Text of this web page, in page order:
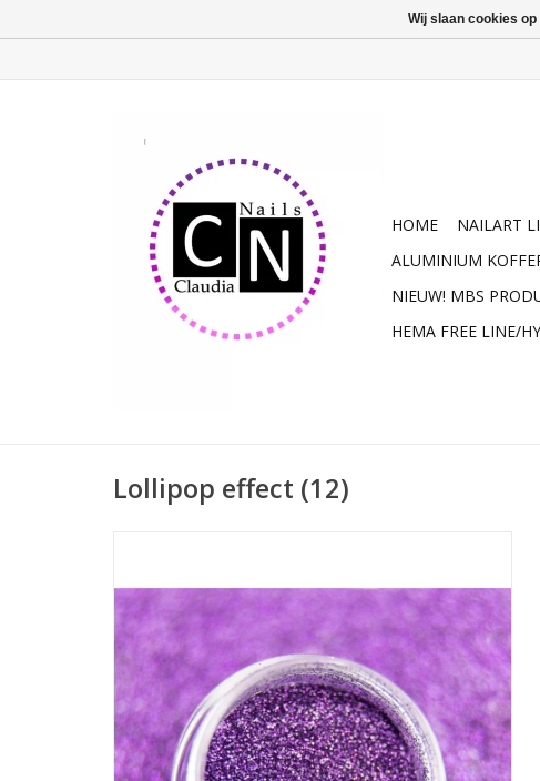
HOME NAILART
ALUMINIUM
NIEUW! MBS
HEMA FREE LINE/
Lollipop effect (12)
Wij slaan cookies